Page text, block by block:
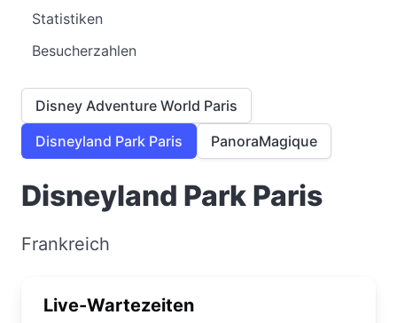
Statistiken
Besucherzahlen
Disney Adventure World Paris
Disneyland Park Paris
PanoraMagique
Disneyland Park Paris
Frankreich
Live-Wartezeiten